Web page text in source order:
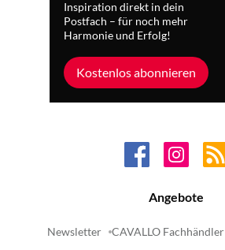
Inspiration direkt in dein
Postfach – für noch mehr
Harmonie und Erfolg!
Kostenlos abonnieren
Angebote
Newsletter CAVALLO Fachhändler